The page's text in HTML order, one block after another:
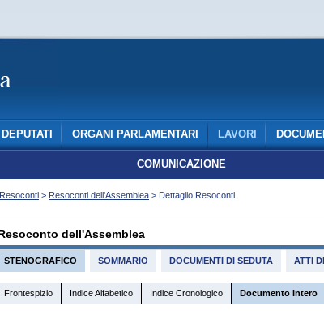
DEPUTATI ORGANI PARLAMENTARI LAVORI
COMUNICAZIONE
Resoconti > Resoconti dell'Assemblea > Dettaglio Resoconti
dell'Assemblea
STENOGRAFICO SOMMARIO DOCUMENTI DI SEDUTA ATTI
Frontespizio Indice Alfabetico Indice Cronologico Documento Intero